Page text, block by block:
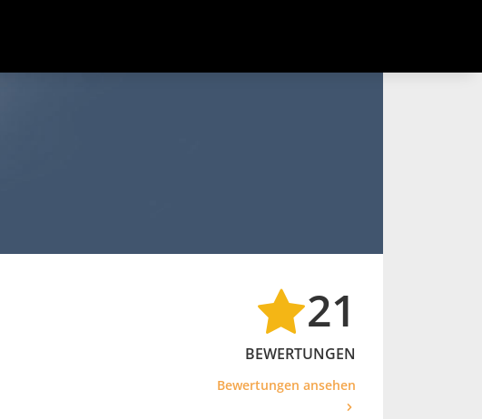
21
BEWERTUNGEN
Bewertungen ansehen